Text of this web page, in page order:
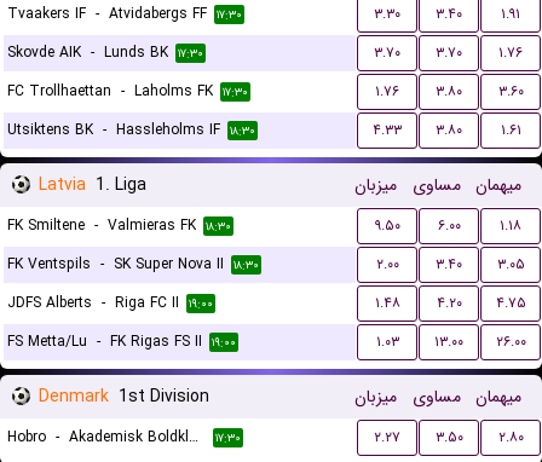
Tvaakers IF - Atvidabergs FF ۱۷:۳۰ ۳.۳۰ ۳.۴۰
۱.۹۱
Skovde AIK - Lunds BK ۱۷:۳۰ ۳.۷۰ ۳.۷۰
۱.۷۶
FC Trollhaettan - Laholms FK ۱۷:۳۰ ۱.۷۶ ۳.۸۰
۳.۶۰
Utsiktens BK - Hassleholms IF ۱۸:۳۰ ۴.۳۳ ۳.۸۰ ۱.۶۱
Latvia 1. Liga میزبان مساوی میهمان
FK Smiltene - Valmieras FK ۱۸:۳۰ ۹.۵۰ ۶.۰۰
۱.۱۸
FK Ventspils - SK Super Nova II ۱۸:۳۰ ۲.۰۰ ۳.۴۰
۳.۰۵
JDFS Alberts - Riga FC II ۱۹:۰۰ ۱.۴۸ ۴.۲۰
۴.۷۵
FS Metta/Lu - FK Rigas FS II ۱۹:۰۰ ۱.۰۳ ۱۳.۰۰ ۲۶.۰۰
Denmark 1st Division میزبان مساوی میهمان
Hobro - Akademisk Boldklub Gladsaxe ۱۷:۳۰ ۲.۲۷ ۳.۵۰ ۲.۸۰